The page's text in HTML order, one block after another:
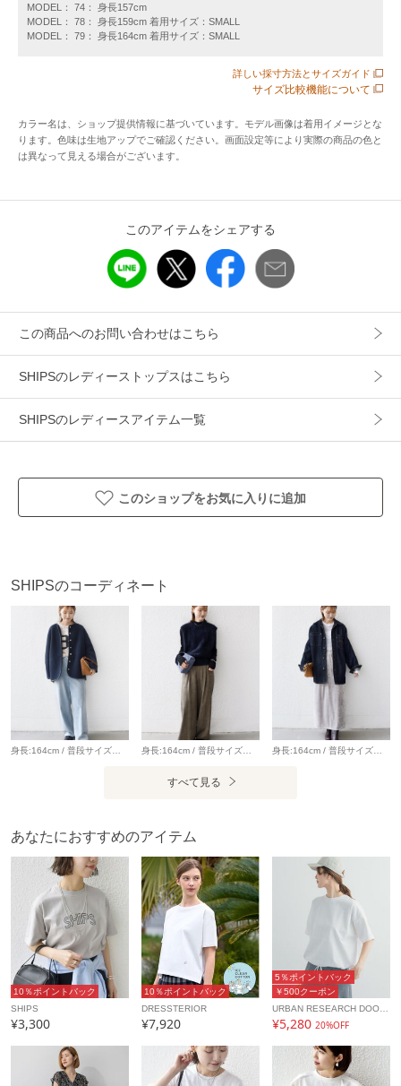
・丈夫で長く着用できるのが特徴です。
・不純物の除去にこだわることで、毛羽立ちが少なくなるよ
・ロゴがアクセントになるためシンプルにデニム合わせがお
すすめ。
・夏場はリネン素材のスカートやパンツとのコーディネート
・ユニセックスで着用可能なので、おそろいコーデも素敵で
・キッズサイズ（品番：512-30-0569）の展開もあり、親子
コーデにもぴったり！
■お問い合わせ品番：312-32-0893
-------------------------------------
生地の厚み：中間
伸縮性：有
身長:164cm/体型:普通/普段サイズ:38/着用サイズ:MEDIUM
サイズ感：MEDIUMは身幅・袖幅ともに体が泳ぐくらいの、
ゆとりのあるサイズ感。
着丈はヒップが隠れるくらいで、イン・アウトどちらもしや
すい長さです。
コメント：ソフトな肌触りで、着心地良く着用できました。
-------------------------------------
《スタッフ2》
てラフさが可愛いビックシルエットで着用しました。ヒップ
コメント：ほどよく厚みがあるのでボディラインを拾いすぎ
ず、気兼ねなくデイリーに活躍しそう！
-------------------------------------
※生産状況により店舗にて販売する場合もございます。
※末永く愛用頂く為に、アテンションタグを必ずご確認の
上、着用又はお取り扱い下さい。
※生産時期により、カラーや仕様が若干異なる商品存在する
場合ございます、予めご了承お願いします。
MODEL： 74： 身長157cm
MODEL： 78： 身長159cm 着用サイズ：SMALL
MODEL： 79： 身長164cm 着用サイズ：SMALL
詳しい採寸方法とサイズガイド
サイズ比較機能について
カラー名は、ショップ提供情報に基づいています。モデル画像は着用イメージとな
ります。色味は生地アップでご確認ください。画面設定等により実際の商品の色と
は異なって見える場合がございます。
このアイテムをシェアする
この商品へのお問い合わせはこちら
SHIPSのレディーストップスはこちら
SHIPSのレディースアイテム一覧
このショップをお気に入りに追加
SHIPSのコーディネート
すべて見る
あなたにおすすめのアイテム
10％ポイントバック
SHIPS
¥3,300
10％ポイントバック
DRESSTERIOR
¥7,920
￥500クーポン
5％ポイントバック
¥5,280 20%OFF